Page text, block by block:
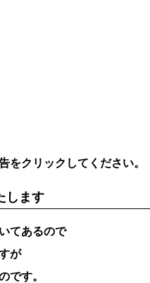
をクリックしてください。
します
てあるので
が
です。